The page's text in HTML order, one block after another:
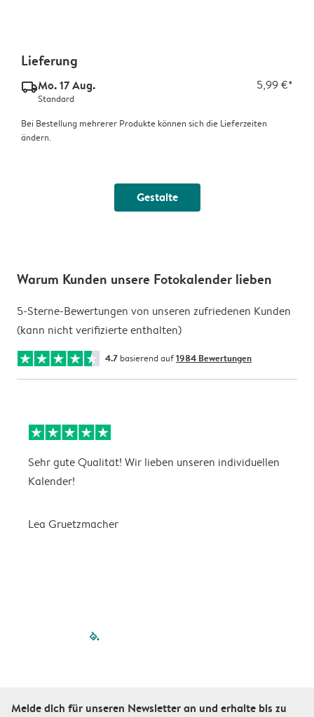
Lieferung
delivery_standard_v2Mo. 17 Aug. 5,99 €*
Standard
Bei Bestellung mehrerer Produkte können sich die Lieferzeiten
ändern.
Gestalte
Warum Kunden unsere Fotokalender lieben
5-Sterne-Bewertungen von unseren zufriedenen Kunden
(kann nicht verifizierte enthalten)
4.7 basierend auf1984 Bewertungen
Sehr gute Qualität! Wir lieben unseren individuellen
Kalender!
Lea Gruetzmacher
filled-pagination
Melde dich für unseren Newsletter an und erhalte bis zu